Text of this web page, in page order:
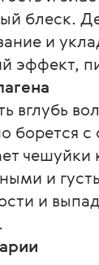
блеск.
и
эффект,
вглубь
борется
и
и